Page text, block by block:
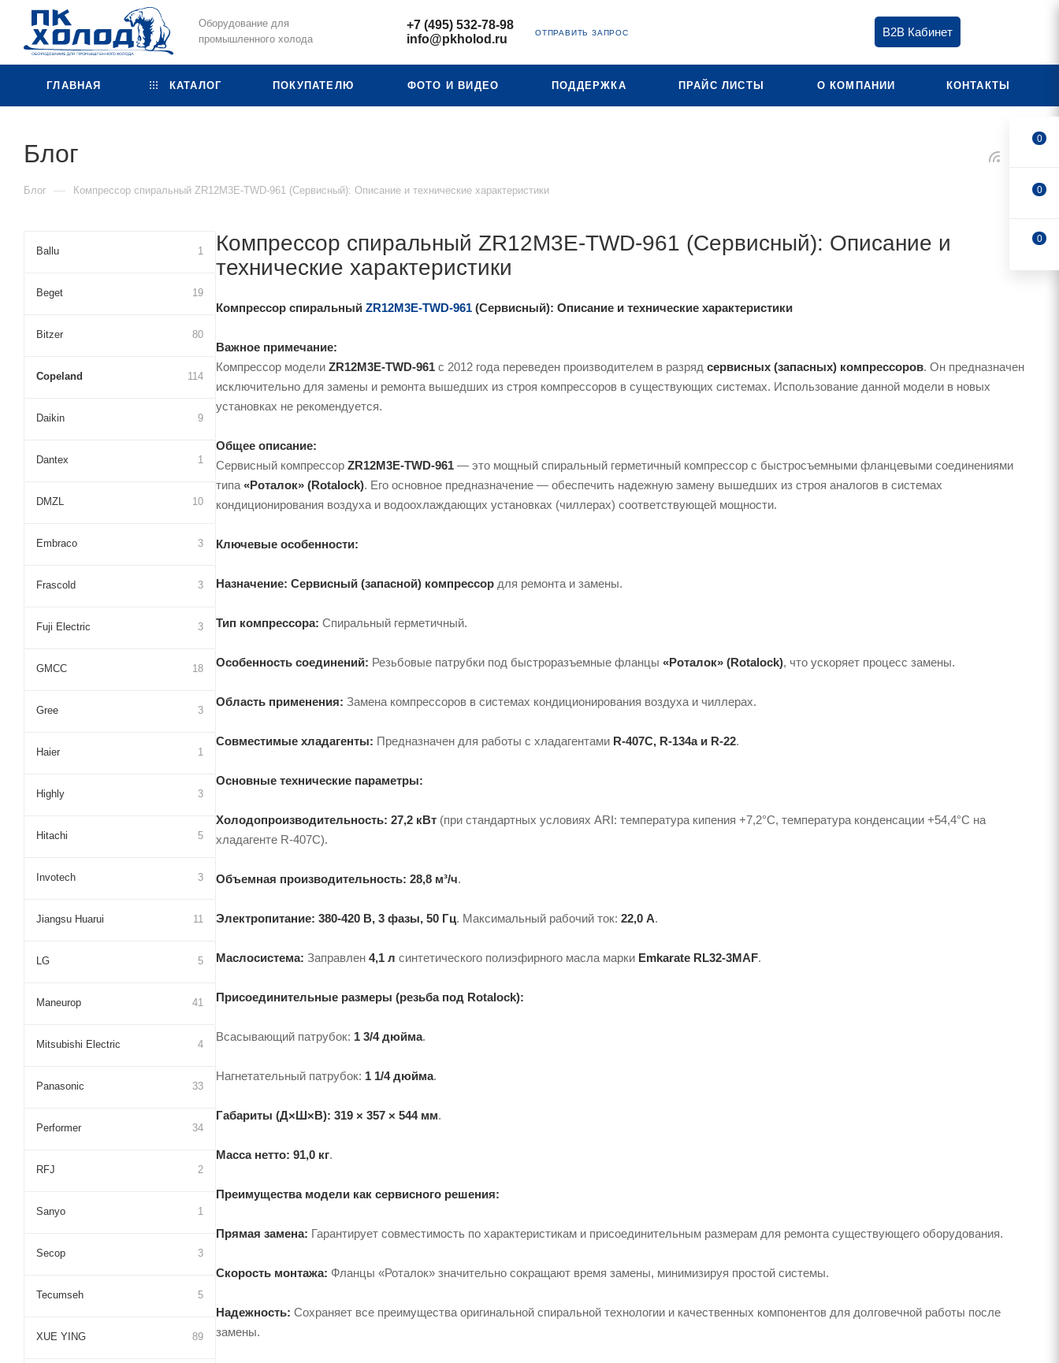
Оборудование для
промышленного холода
+7 (495) 532-78-98
info@pkholod.ru
ОТПРАВИТЬ ЗАПРОС B2B Кабинет
ГЛАВНАЯ КАТАЛОГ ПОКУПАТЕЛЮ ФОТО И ВИДЕО ПОДДЕРЖКА ПРАЙС ЛИСТЫ О КОМПАНИИ КОНТАКТЫ
Блог
Блог — Компрессор спиральный ZR12M3E-TWD-961 (Сервисный): Описание и технические характеристики
Компрессор спиральный ZR12M3E-TWD-961 (Сервисный): Описание и
технические характеристики
Компрессор спиральный ZR12M3E-TWD-961 (Сервисный): Описание и технические характеристики
Важное примечание:
Компрессор модели ZR12M3E-TWD-961 с 2012 года переведен производителем в разряд сервисных (запасных) компрессоров. Он предназначен
исключительно для замены и ремонта вышедших из строя компрессоров в существующих системах. Использование данной модели в новых
установках не рекомендуется.
Общее описание:
Сервисный компрессор ZR12M3E-TWD-961 — это мощный спиральный герметичный компрессор с быстросъемными фланцевыми соединениями
типа «Роталок» (Rotalock). Его основное предназначение — обеспечить надежную замену вышедших из строя аналогов в системах
кондиционирования воздуха и водоохлаждающих установках (чиллерах) соответствующей мощности.
Ключевые особенности:
Назначение: Сервисный (запасной) компрессор для ремонта и замены.
Тип компрессора: Спиральный герметичный.
Особенность соединений: Резьбовые патрубки под быстроразъемные фланцы «Роталок» (Rotalock), что ускоряет процесс замены.
Область применения: Замена компрессоров в системах кондиционирования воздуха и чиллерах.
Совместимые хладагенты: Предназначен для работы с хладагентами R-407C, R-134a и R-22.
Основные технические параметры:
Холодопроизводительность: 27,2 кВт (при стандартных условиях ARI: температура кипения +7,2°C, температура конденсации +54,4°C на
хладагенте R-407C).
Объемная производительность: 28,8 м³/ч.
Электропитание: 380-420 В, 3 фазы, 50 Гц. Максимальный рабочий ток: 22,0 А.
Маслосистема: Заправлен 4,1 л синтетического полиэфирного масла марки Emkarate RL32-3MAF.
Присоединительные размеры (резьба под Rotalock):
Всасывающий патрубок: 1 3/4 дюйма.
Нагнетательный патрубок: 1 1/4 дюйма.
Габариты (Д×Ш×В): 319 × 357 × 544 мм.
Масса нетто: 91,0 кг.
Преимущества модели как сервисного решения:
Прямая замена: Гарантирует совместимость по характеристикам и присоединительным размерам для ремонта существующего оборудования.
Скорость монтажа: Фланцы «Роталок» значительно сокращают время замены, минимизируя простой системы.
Надежность: Сохраняет все преимущества оригинальной спиральной технологии и качественных компонентов для долговечной работы после
замены.
Ballu 1
Beget 19
Bitzer 80
Copeland 114
Daikin 9
Dantex 1
DMZL 10
Embraco 3
Frascold 3
Fuji Electric 3
GMCC 18
Gree 3
Haier 1
Highly 3
Hitachi 5
Invotech 3
Jiangsu Huarui 11
LG 5
Maneurop 41
Mitsubishi Electric 4
Panasonic 33
Performer 34
RFJ 2
Sanyo 1
Secop 3
Tecumseh 5
XUE YING 89
0
0
0